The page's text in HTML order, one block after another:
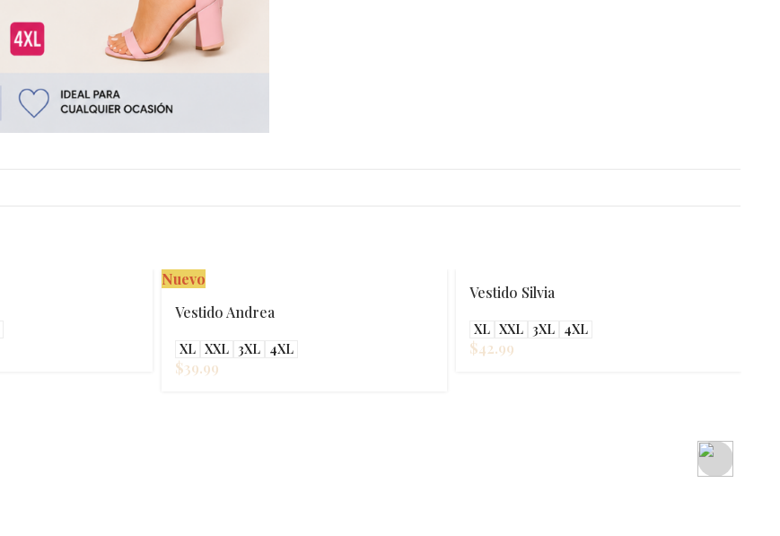
Nuevo
Vestido Andrea
XL XXL 3XL 4XL
$39.99
Vestido Silvia
XL XXL 3XL 4XL
$42.99